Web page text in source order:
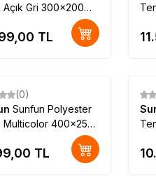
Açık Gri 300x200
TL
(0)
Sunfun Polyester
Multicolor 400x250
TL